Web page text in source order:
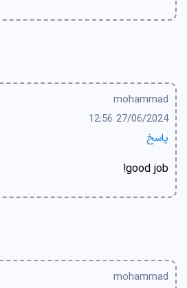
mohammad
27/06/2024 12:56
پاسخ
good job!
mohammad